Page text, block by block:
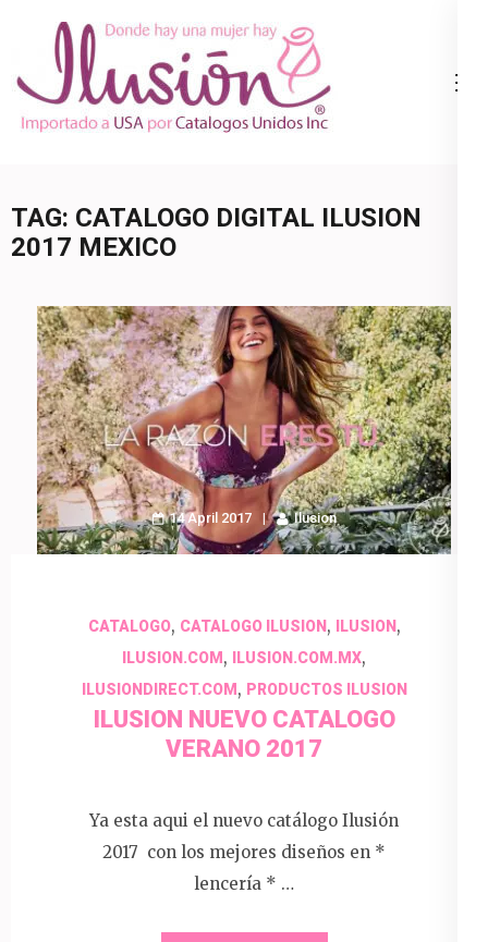
content
(Press
Ropa Interior
800.825.9452
TAG: CATALOGO DIGITAL ILUSION
2017 MEXICO
14 April 2017 Ilusion
CATALOGO, CATALOGO ILUSION, ILUSION,
ILUSION.COM , ILUSION.COM.MX,
ILUSIONDIRECT.COM , PRODUCTOS ILUSION
ILUSION NUEVO CATALOGO
VERANO 2017
Ya esta aqui el nuevo catálogo Ilusión
2017 con los mejores diseños en *
lencería * …